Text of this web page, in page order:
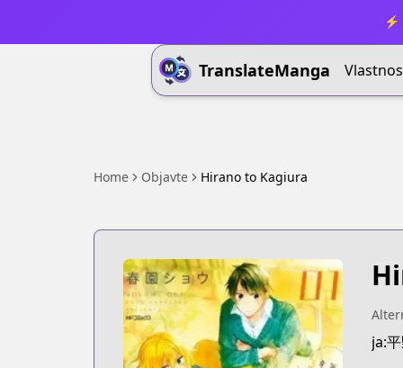
TranslateManga
Home Objavte Hirano to Kagiura
ja: